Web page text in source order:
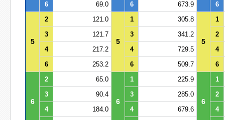
6
69.0 6 673.9 6
5
2 121.0
5
1 305.8
5
1
3
121.7 3 341.2
2
4
217.2 4 729.5
4
6
253.2 6 509.7 6
6
2 65.0
6
1 225.9
6
1
3
90.4 3 285.0
2
4
184.0 4 679.6
4